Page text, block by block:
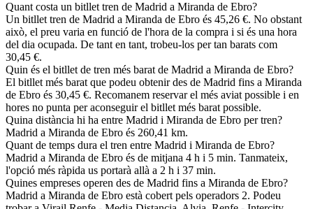
Quant costa un bitllet tren de Madrid a Miranda de Ebro?
Un bitllet tren de Madrid a Miranda de Ebro és 45,26 €. No obstant
això, el preu varia en funció de l'hora de la compra i si és una hora
del dia ocupada. De tant en tant, trobeu-los per tan barats com
30,45 €.
Quin és el bitllet de tren més barat de Madrid a Miranda de Ebro?
El bitllet més barat que podeu obtenir des de Madrid fins a Miranda
de Ebro és 30,45 €. Recomanem reservar el més aviat possible i en
hores no punta per aconseguir el bitllet més barat possible.
Quina distància hi ha entre Madrid i Miranda de Ebro per tren?
Madrid a Miranda de Ebro és 260,41 km.
Quant de temps dura el tren entre Madrid i Miranda de Ebro?
Madrid a Miranda de Ebro és de mitjana 4 h i 5 min. Tanmateix,
l'opció més ràpida us portarà allà a 2 h i 37 min.
Quines empreses operen des de Madrid fins a Miranda de Ebro?
Madrid a Miranda de Ebro està cobert pels operadors 2. Podeu